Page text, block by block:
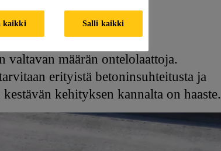
valtavan määrän ontelolaattoja.
erityistä betoninsuhteitusta ja
kehityksen kannalta on haaste.
kaikki Salli kaikki